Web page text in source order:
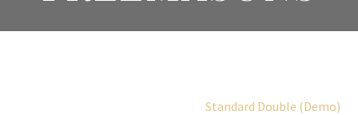
Standard Double (Demo)